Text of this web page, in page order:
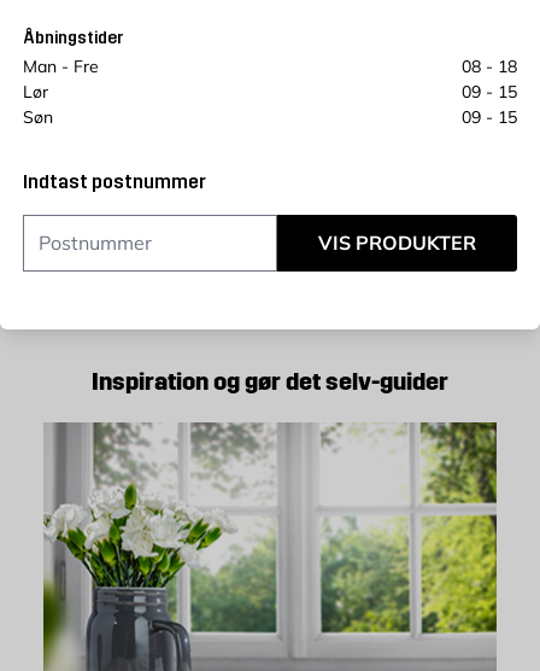
Åbningstider
Man - Fre
08 - 18
Lør
09 - 15
Søn
09 - 15
Indtast postnummer
VIS PRODUKTER
Modulmål: 80X210 cm, fladt glas, formpresset, hvid
NCS 0502-Y, mål: 725x2040 mm, inkl. snap-in
Inspiration og gør det selv-guider